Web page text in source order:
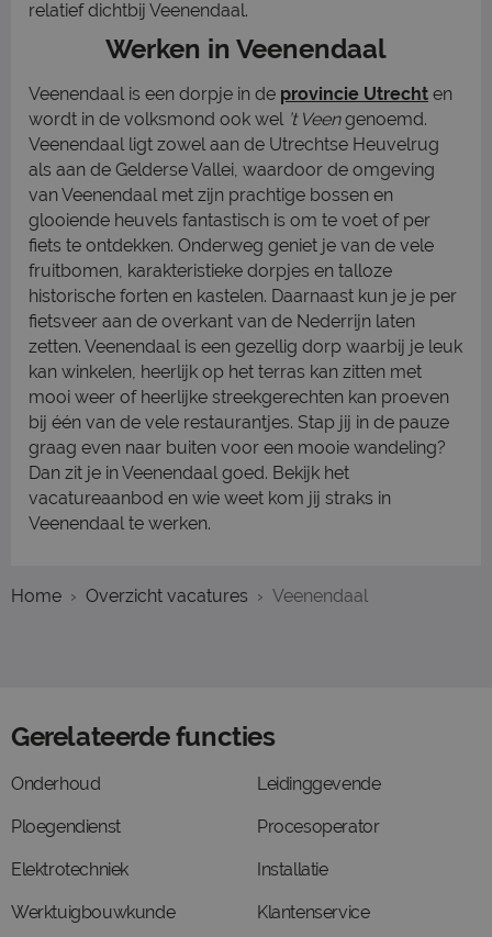
relatief dichtbij Veenendaal.
Werken in Veenendaal
Veenendaal is een dorpje in de provincie Utrecht en
wordt in de volksmond ook wel ’t Veengenoemd.
Veenendaal ligt zowel aan de Utrechtse Heuvelrug
als aan de Gelderse Vallei, waardoor de omgeving
van Veenendaal met zijn prachtige bossen en
glooiende heuvels fantastisch is om te voet of per
fiets te ontdekken. Onderweg geniet je van de vele
fruitbomen, karakteristieke dorpjes en talloze
historische forten en kastelen. Daarnaast kun je je per
fietsveer aan de overkant van de Nederrijn laten
zetten. Veenendaal is een gezellig dorp waarbij je leuk
kan winkelen, heerlijk op het terras kan zitten met
mooi weer of heerlijke streekgerechten kan proeven
bij één van de vele restaurantjes. Stap jij in de pauze
graag even naar buiten voor een mooie wandeling?
Dan zit je in Veenendaal goed. Bekijk het
vacatureaanbod en wie weet kom jij straks in
Veenendaal te werken.
Home Overzicht vacatures Veenendaal
Gerelateerde functies
Onderhoud
Ploegendienst
Elektrotechniek
Werktuigbouwkunde
Leidinggevende
Procesoperator
Installatie
Klantenservice